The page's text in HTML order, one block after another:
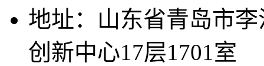
地址：山东省青岛市
创新中心17层1701室